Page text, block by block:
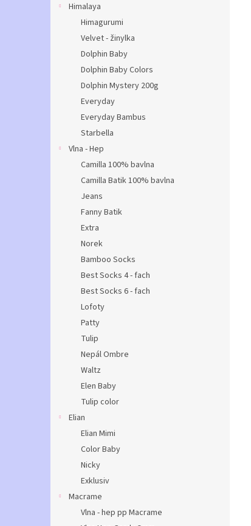
Himalaya
Himagurumi
Velvet - žinylka
Dolphin Baby
Dolphin Baby Colors
Dolphin Mystery 200g
Everyday
Everyday Bambus
Starbella
Vlna - Hep
Camilla 100% bavlna
Camilla Batik 100% bavlna
Jeans
Fanny Batik
Extra
Norek
Bamboo Socks
Best Socks 4 - fach
Best Socks 6 - fach
Lofoty
Patty
Tulip
Nepál Ombre
Waltz
Elen Baby
Tulip color
Elian
Elian Mimi
Color Baby
Nicky
Exklusiv
Macrame
Vlna - hep pp Macrame